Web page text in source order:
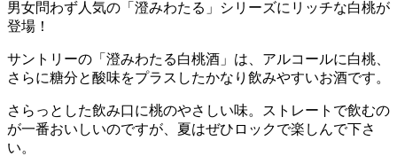
男女問わず人気の「澄みわたる」シリーズにリッチな白桃が
登場！
サントリーの「澄みわたる白桃酒」は、アルコールに白桃、
さらに糖分と酸味をプラスしたかなり飲みやすいお酒です。
さらっとした飲み口に桃のやさしい味。ストレートで飲むの
が一番おいしいのですが、夏はぜひロックで楽しんで下さ
い。